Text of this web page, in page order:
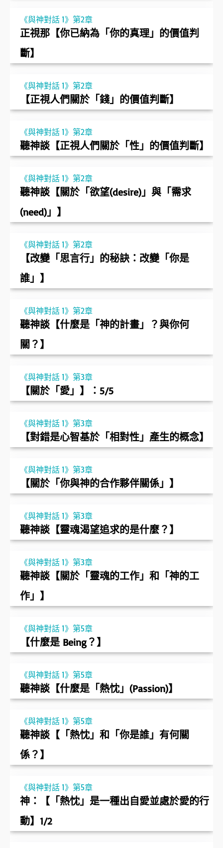
《與神對話 1》第2章
正視那【你已納為「你的真理」的價值判
斷】
《與神對話 1》第2章
【正視人們關於「錢」的價值判斷】
《與神對話 1》第2章
聽神談【正視人們關於「性」的價值判斷】
《與神對話 1》第2章
聽神談【關於「欲望(desire)」與「需求
(need)」】
《與神對話 1》第2章
【改變「思言行」的秘訣：改變「你是
誰」】
《與神對話 1》第2章
聽神談【什麼是「神的計畫」？與你何
關？】
《與神對話 1》第3章
【關於「愛」】：5/5
《與神對話 1》第3章
【對錯是心智基於「相對性」產生的概念】
《與神對話 1》第3章
【關於「你與神的合作夥伴關係」】
《與神對話 1》第3章
聽神談【靈魂渴望追求的是什麼？】
《與神對話 1》第3章
聽神談【關於「靈魂的工作」和「神的工
作」】
《與神對話 1》第5章
【什麼是 Being？】
《與神對話 1》第5章
聽神談【什麼是「熱忱」(Passion)】
《與神對話 1》第5章
聽神談【「熱忱」和「你是誰」有何關
係？】
《與神對話 1》第5章
神：【「熱忱」是一種出自愛並處於愛的行
動】1/2